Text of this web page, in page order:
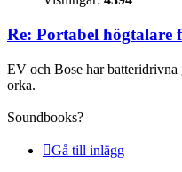
Re: Portabel högtalare
EV och Bose har batteridrivna
orka.
Soundbooks?
Gå till inlägg